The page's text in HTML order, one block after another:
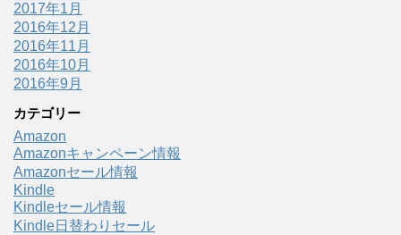
2017年1月
2016年12月
2016年11月
2016年10月
2016年9月
カテゴリー
Amazon
Amazonキャンペーン情報
Amazonセール情報
Kindle
Kindleセール情報
Kindle日替わりセール